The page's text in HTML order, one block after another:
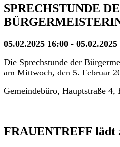
SPRECHSTUNDE
05.02.2025 16:00 - 05.02.2025
Die Sprechstunde der
am Mittwoch, den 5. Februar
Gemeindebüro, Hauptstraße 4,
FRAUENTREFF lädt